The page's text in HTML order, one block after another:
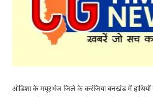
ओडिशा के मयूरभंज जिले के करंजिया बनखंड में हाथियों